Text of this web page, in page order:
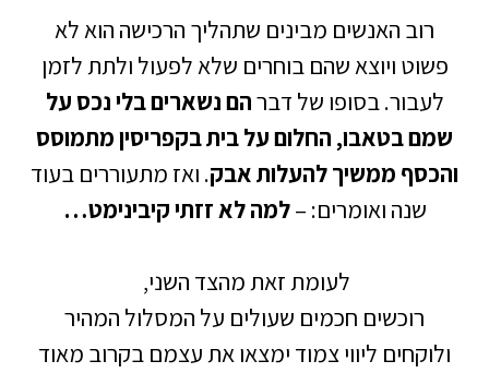
האנשים מבינים שתהליך הרכישה הוא לא
ויוצא שהם בוחרים שלא לפעול ולתת לזמן
בסופו של דברהם נשארים בלי נכס על
בטאבו, החלום על בית בקפריסין מתמוסס
ממשיך להעלות אבק. ואז מתעוררים בעוד
שנה ואומרים: –למה לא זזתי קיבינימט…
לעומת זאת מהצד השני,
רוכשים חכמים שעולים על המסלול המהיר
ליווי צמוד ימצאו את עצמם בקרוב מאוד